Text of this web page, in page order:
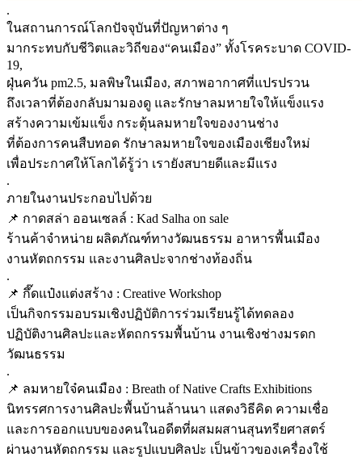
.
ในสถานการณ์โลกปัจจุบันที่ปัญหาต่าง ๆ
มากระทบกับชีวิตและวิถีของ“คนเมือง” ทั้งโรคระบาด COVID-
19,
ฝุ่นควัน pm2.5, มลพิษในเมือง, สภาพอากาศที่แปรปรวน
ถึงเวลาที่ต้องกลับมามองดู และรักษาลมหายใจให้แข็งแรง
สร้างความเข้มแข็ง กระตุ้นลมหายใจของงานช่าง
ที่ต้องการคนสืบทอด รักษาลมหายใจของเมืองเชียงใหม่
เพื่อประกาศให้โลกได้รู้ว่า เรายังสบายดีและมีแรง
.
ภายในงานประกอบไปด้วย
📌 กาดสล่า ออนเซลล์ : Kad Salha on sale
ร้านค้าจำหน่าย ผลิตภัณฑ์ทางวัฒนธรรม อาหารพื้นเมือง
งานหัตถกรรม และงานศิลปะจากช่างท้องถิ่น
.
📌 กึ๊ดแป๋งแต่งสร้าง : Creative Workshop
เป็นกิจกรรมอบรมเชิงปฏิบัติการร่วมเรียนรู้ได้ทดลอง
ปฏิบัติงานศิลปะและหัตถกรรมพื้นบ้าน งานเชิงช่างมรดก
วัฒนธรรม
.
📌 ลมหายใจ๋คนเมือง : Breath of Native Crafts Exhibitions
นิทรรศการงานศิลปะพื้นบ้านล้านนา แสดงวิธีคิด ความเชื่อ
และการออกแบบของคนในอดีตที่ผสมผสานสุนทรียศาสตร์
ผ่านงานหัตถกรรม และรูปแบบศิลปะ เป็นข้าวของเครื่องใช้